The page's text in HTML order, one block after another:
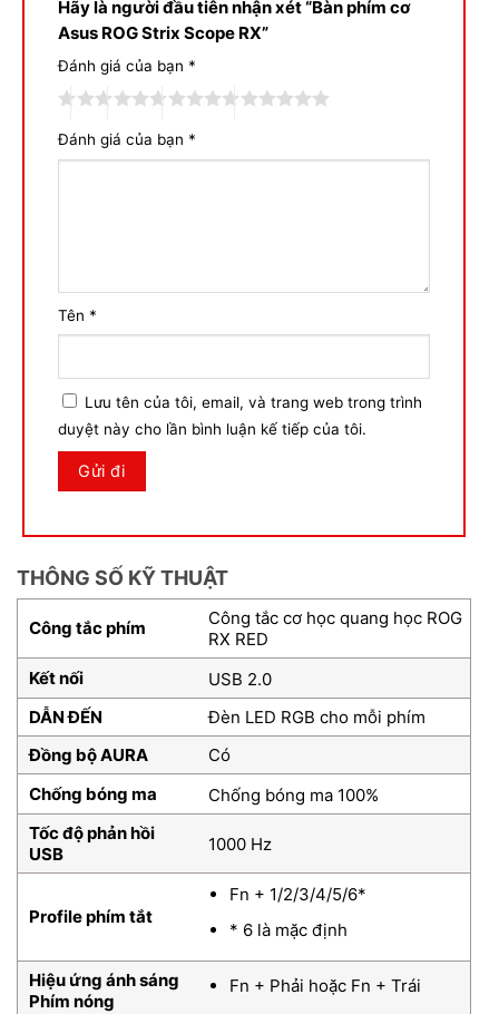
Hãy là người đầu tiên nhận xét “Bàn phím cơ
Asus ROG Strix Scope RX”
Đánh giá của bạn *
Đánh giá của bạn *
Tên *
Lưu tên của tôi, email, và trang web trong trình
duyệt này cho lần bình luận kế tiếp của tôi.
THÔNG SỐ KỸ THUẬT
Công tắc phím
Công tắc cơ học quang học ROG
RX RED
Kết nối
USB 2.0
DẪN ĐẾN
Đèn LED RGB cho mỗi phím
Đồng bộ AURA
Có
Chống bóng ma
Chống bóng ma 100%
Tốc độ phản hồi
USB
1000 Hz
Profile phím tắt
Fn + 1/2/3/4/5/6*
* 6 là mặc định
Hiệu ứng ánh sáng
Phím nóng
Fn + Phải hoặc Fn + Trái